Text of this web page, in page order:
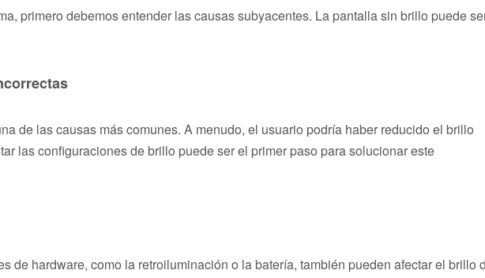
primero debemos entender las causas subyacentes. La pantalla sin brillo puede
de las causas más comunes. A menudo, el usuario podría haber reducido el brillo
las configuraciones de brillo puede ser el primer paso para solucionar este
de hardware, como la retroiluminación o la batería, también pueden afectar el brillo